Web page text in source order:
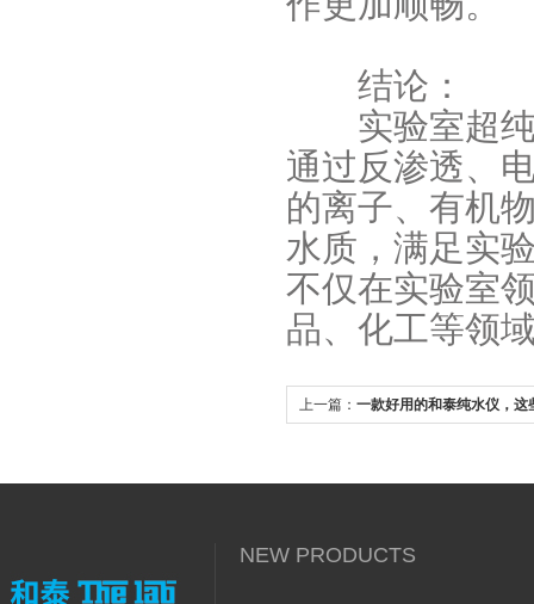
结论：
实验室超纯
通过反渗透、
的离子、有机
水质，满足实
不仅在实验室
品、化工等领
上一篇： 一款好用的和泰纯水仪，这
NEW PRODUCTS